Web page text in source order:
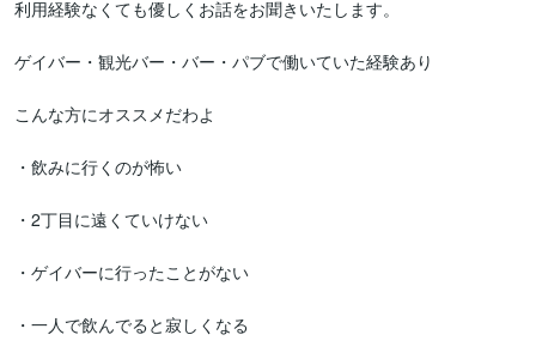
利用経験なくても優しくお話をお聞きいたします。
ゲイバー・観光バー・バー・パブで働いていた経験あり
こんな方にオススメだわよ
・飲みに行くのが怖い
・2丁目に遠くていけない
・ゲイバーに行ったことがない
・一人で飲んでると寂しくなる